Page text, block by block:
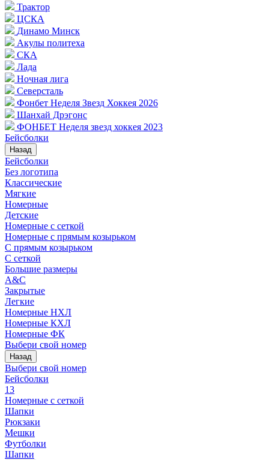
Трактор
ЦСКА
Динамо Минск
Акулы политеха
СКА
Лада
Ночная лига
Северсталь
Фонбет Неделя Звезд Хоккея 2026
Шанхай Дрэгонс
ФОНБЕТ Неделя звезд хоккея 2023
Бейсболки
Назад
Бейсболки
Без логотипа
Классические
Мягкие
Номерные
Детские
Номерные с сеткой
Номерные с прямым козырьком
С прямым козырьком
С сеткой
Большие размеры
A&C
Закрытые
Легкие
Номерные НХЛ
Номерные КХЛ
Номерные ФК
Выбери свой номер
Назад
Выбери свой номер
Бейсболки
13
Номерные с сеткой
Шапки
Рюкзаки
Мешки
Футболки
Шапки